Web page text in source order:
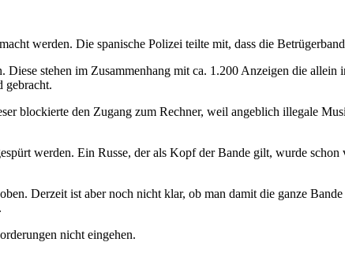
werden. Die spanische Polizei teilte mit, dass die
stehen im Zusammenhang mit ca. 1.200 Anzeigen die
gebracht.
blockierte den Zugang zum Rechner, weil angeblich illegale
werden. Ein Russe, der als Kopf der Bande gilt, wurde
Derzeit ist aber noch nicht klar, ob man damit die ganze
nicht eingehen.